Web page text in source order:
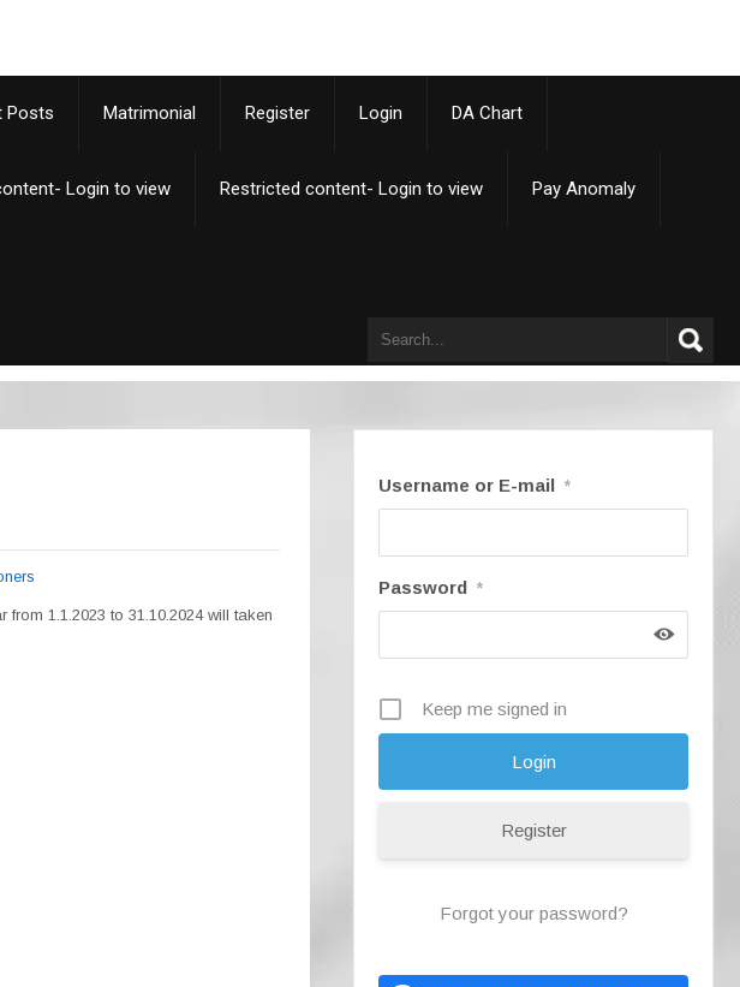
Posts Matrimonial Register Login DA Chart
Login to view Restricted content- Login to view Pay Anomaly
1.1.2023 to 31.10.2024 will taken
Username or E-mail *
Password *
Keep me signed in
Register
Forgot your password?